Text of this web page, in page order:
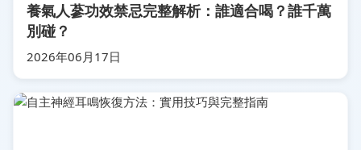
養氣人蔘功效禁忌完整解析：誰適合喝？誰千萬
別碰？
2026年06月17日